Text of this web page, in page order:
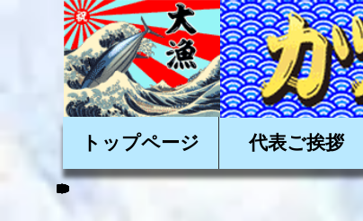
かか
トップページ 代表ご挨拶